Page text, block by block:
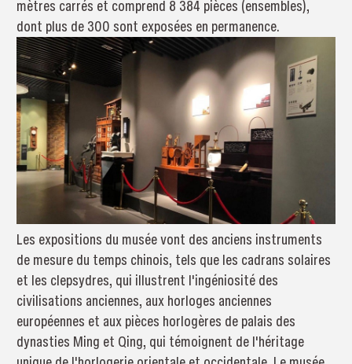
mètres carrés et comprend 8 384 pièces (ensembles),
dont plus de 300 sont exposées en permanence.
Les expositions du musée vont des anciens instruments
de mesure du temps chinois, tels que les cadrans solaires
et les clepsydres, qui illustrent l'ingéniosité des
civilisations anciennes, aux horloges anciennes
européennes et aux pièces horlogères de palais des
dynasties Ming et Qing, qui témoignent de l'héritage